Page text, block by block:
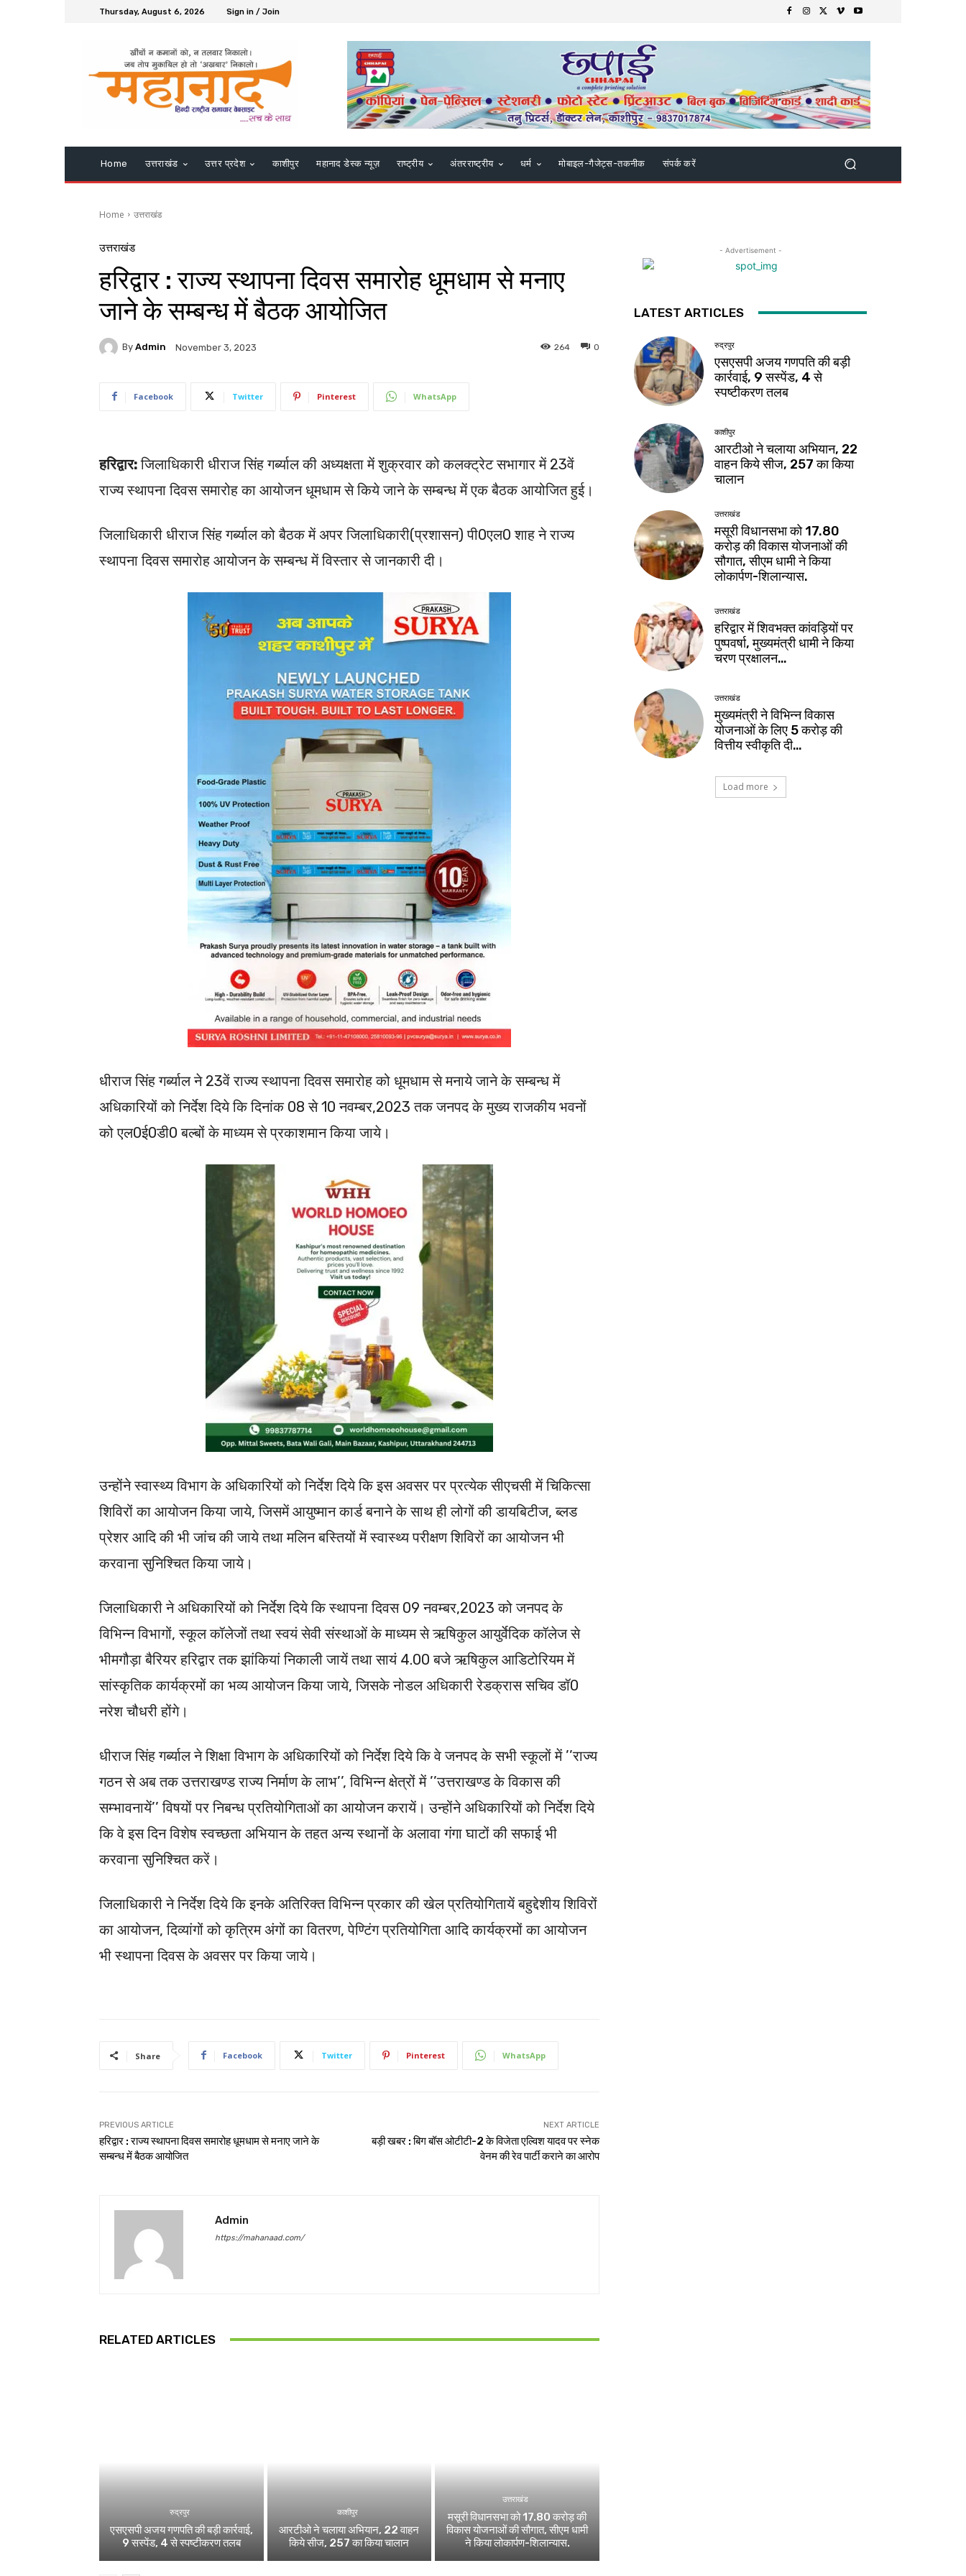
Thursday, August 6, 2026 Sign in / Join
Home उत्तराखंड उत्तर प्रदेश काशीपुर महानाद डेस्क न्यूज़ राष्ट्रीय अंतरराष्ट्रीय धर्म मोबाइल-गैजेट्स-तकनीक संपर्क करें
Home उत्तराखंड
उत्तराखंड
हरिद्वार : राज्य स्थापना दिवस समारोह धूमधाम से मनाए
जाने के सम्बन्ध में बैठक आयोजित
By Admin November 3, 2023 0
264
Facebook Twitter Pinterest WhatsApp
हरिद्वार:जिलाधिकारी धीराज सिंह गर्ब्याल की अध्यक्षता में शुक्रवार को कलक्ट्रेट सभागार में 23वें
राज्य स्थापना दिवस समारोह का आयोजन धूमधाम से किये जाने के सम्बन्ध में एक बैठक आयोजित हुई।
जिलाधिकारी धीराज सिंह गर्ब्याल को बैठक में अपर जिलाधिकारी(प्रशासन) पी0एल0 शाह ने राज्य
स्थापना दिवस समारोह आयोजन के सम्बन्ध में विस्तार से जानकारी दी।
धीराज सिंह गर्ब्याल ने 23वें राज्य स्थापना दिवस समारोह को धूमधाम से मनाये जाने के सम्बन्ध में
अधिकारियों को निर्देश दिये कि दिनांक 08 से 10 नवम्बर,2023 तक जनपद के मुख्य राजकीय भवनों
को एल0ई0डी0 बल्बों के माध्यम से प्रकाशमान किया जाये।
उन्होंने स्वास्थ्य विभाग के अधिकारियों को निर्देश दिये कि इस अवसर पर प्रत्येक सीएचसी में चिकित्सा
शिविरों का आयोजन किया जाये, जिसमें आयुष्मान कार्ड बनाने के साथ ही लोगों की डायबिटीज, ब्लड
प्रेशर आदि की भी जांच की जाये तथा मलिन बस्तियों में स्वास्थ्य परीक्षण शिविरों का आयोजन भी
करवाना सुनिश्चित किया जाये।
जिलाधिकारी ने अधिकारियों को निर्देश दिये कि स्थापना दिवस 09 नवम्बर,2023 को जनपद के
विभिन्न विभागों, स्कूल कॉलेजों तथा स्वयं सेवी संस्थाओं के माध्यम से ऋषिकुल आयुर्वेदिक कॉलेज से
भीमगौड़ा बैरियर हरिद्वार तक झांकियां निकाली जायें तथा सायं 4.00 बजे ऋषिकुल आडिटोरियम में
सांस्कृतिक कार्यक्रमों का भव्य आयोजन किया जाये, जिसके नोडल अधिकारी रेडक्रास सचिव डॉ0
नरेश चौधरी होंगे।
धीराज सिंह गर्ब्याल ने शिक्षा विभाग के अधिकारियों को निर्देश दिये कि वे जनपद के सभी स्कूलों में ’’राज्य
गठन से अब तक उत्तराखण्ड राज्य निर्माण के लाभ’’, विभिन्न क्षेत्रों में ’’उत्तराखण्ड के विकास की
सम्भावनायें’’ विषयों पर निबन्ध प्रतियोगिताओं का आयोजन करायें। उन्होंने अधिकारियों को निर्देश दिये
कि वे इस दिन विशेष स्वच्छता अभियान के तहत अन्य स्थानों के अलावा गंगा घाटों की सफाई भी
करवाना सुनिश्चित करें।
जिलाधिकारी ने निर्देश दिये कि इनके अतिरिक्त विभिन्न प्रकार की खेल प्रतियोगितायें बहुद्देशीय शिविरों
का आयोजन, दिव्यांगों को कृत्रिम अंगों का वितरण, पेण्टिंग प्रतियोगिता आदि कार्यक्रमों का आयोजन
भी स्थापना दिवस के अवसर पर किया जाये।
Share Facebook Twitter Pinterest WhatsApp
PREVIOUS ARTICLE
हरिद्वार : राज्य स्थापना दिवस समारोह धूमधाम से मनाए जाने के
सम्बन्ध में बैठक आयोजित
NEXT ARTICLE
बड़ी खबर : बिग बॉस ओटीटी-2 के विजेता एल्विश यादव पर स्नेक
वेनम की रेव पार्टी कराने का आरोप
Admin
https://mahanaad.com/
RELATED ARTICLES
रुद्रपुर
एसएसपी अजय गणपति की बड़ी कार्रवाई,
9 सस्पेंड, 4 से स्पष्टीकरण तलब
काशीपुर
आरटीओ ने चलाया अभियान, 22 वाहन
किये सीज, 257 का किया चालान
उत्तराखंड
मसूरी विधानसभा को 17.80 करोड़ की
विकास योजनाओं की सौगात, सीएम धामी
ने किया लोकार्पण-शिलान्यास.
- Advertisement -
LATEST ARTICLES
रुद्रपुर
एसएसपी अजय गणपति की बड़ी
कार्रवाई, 9 सस्पेंड, 4 से
स्पष्टीकरण तलब
काशीपुर
आरटीओ ने चलाया अभियान, 22
वाहन किये सीज, 257 का किया
चालान
उत्तराखंड
मसूरी विधानसभा को 17.80
करोड़ की विकास योजनाओं की
सौगात, सीएम धामी ने किया
लोकार्पण-शिलान्यास.
उत्तराखंड
हरिद्वार में शिवभक्त कांवड़ियों पर
पुष्पवर्षा, मुख्यमंत्री धामी ने किया
चरण प्रक्षालन…
उत्तराखंड
मुख्यमंत्री ने विभिन्न विकास
योजनाओं के लिए ₹5 करोड़ की
वित्तीय स्वीकृति दी…
Load more